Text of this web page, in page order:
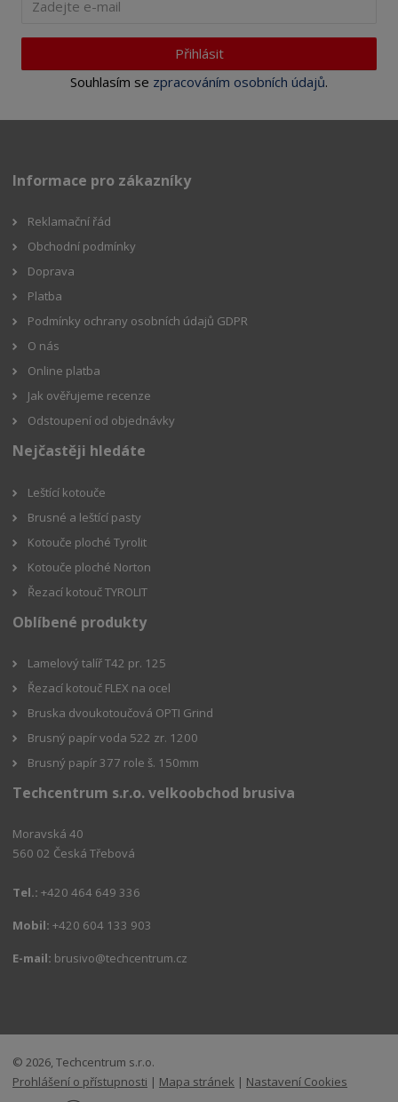
Přihlásit
Souhlasím se zpracováním osobních údajů.
Informace pro zákazníky
Reklamační řád
Obchodní podmínky
Doprava
Platba
Podmínky ochrany osobních údajů GDPR
O nás
Online platba
Jak ověřujeme recenze
Odstoupení od objednávky
Nejčastěji hledáte
Leštící kotouče
Brusné a leštící pasty
Kotouče ploché Tyrolit
Kotouče ploché Norton
Řezací kotouč TYROLIT
Oblíbené produkty
Lamelový talíř T42 pr. 125
Řezací kotouč FLEX na ocel
Bruska dvoukotoučová OPTI Grind
Brusný papír voda 522 zr. 1200
Brusný papír 377 role š. 150mm
Techcentrum s.r.o. velkoobchod brusiva
Moravská 40
560 02 Česká Třebová
Tel.: +420 464 649 336
Mobil: +420 604 133 903
E-mail: brusivo@techcentrum.cz
© 2026, Techcentrum s.r.o.
Prohlášení o přístupnosti | Mapa stránek | Nastavení Cookies